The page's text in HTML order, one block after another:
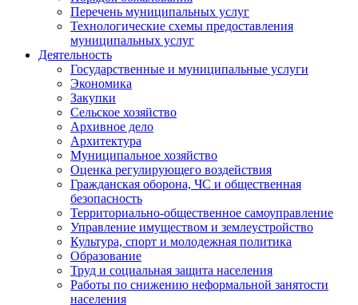
Перечень муниципальных услуг
Технологические схемы предоставления
муниципальных услуг
Деятельность
Государственные и муниципальные услуги
Экономика
Закупки
Сельское хозяйство
Архивное дело
Архитектура
Муниципальное хозяйство
Оценка регулирующего воздействия
Гражданская оборона, ЧС и общественная
безопасность
Территориально-общественное самоуправление
Управление имуществом и землеустройство
Культура, спорт и молодежная политика
Образование
Труд и социальная защита населения
Работы по снижению неформальной занятости
населения